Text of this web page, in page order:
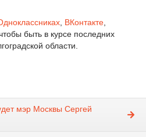
ВКонтакте
чтобы быть в курсе последних
области.
мэр Москвы Сергей